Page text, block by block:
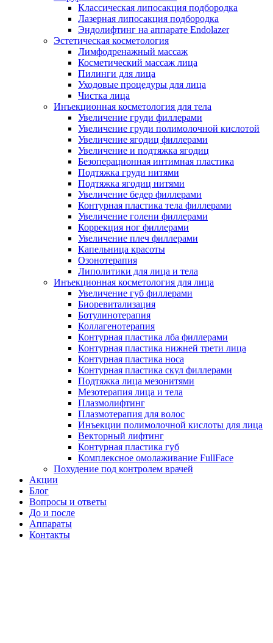
Классическая липосакция подбородка
Лазерная липосакция подбородка
Эндолифтинг на аппарате Endolazer
Эстетическая косметология
Лимфодренажный массаж
Косметический массаж лица
Пилинги для лица
Уходовые процедуры для лица
Чистка лица
Инъекционная косметология для тела
Увеличение груди филлерами
Увеличение груди полимолочной кислотой
Увеличение ягодиц филлерами
Увеличение и подтяжка ягодиц
Безоперационная интимная пластика
Подтяжка груди нитями
Подтяжка ягодиц нитями
Увеличение бедер филлерами
Контурная пластика тела филлерами
Увеличение голени филлерами
Коррекция ног филлерами
Увеличение плеч филлерами
Капельница красоты
Озонотерапия
Липолитики для лица и тела
Инъекционная косметология для лица
Увеличение губ филлерами
Биоревитализация
Ботулинотерапия
Коллагенотерапия
Контурная пластика лба филлерами
Контурная пластика нижней трети лица
Контурная пластика носа
Контурная пластика скул филлерами
Подтяжка лица мезонитями
Мезотерапия лица и тела
Плазмолифтинг
Плазмотерапия для волос
Инъекции полимолочной кислоты для лица
Векторный лифтинг
Контурная пластика губ
Комплексное омолаживание FullFace
Похудение под контролем врачей
Акции
Блог
Вопросы и ответы
До и после
Аппараты
Контакты